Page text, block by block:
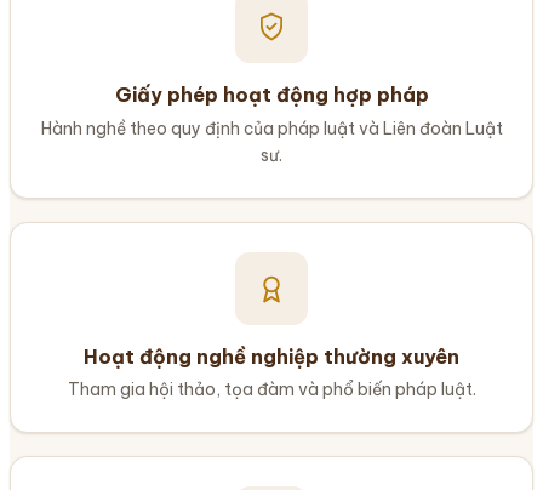
Giấy phép hoạt động hợp pháp
Hành nghề theo quy định của pháp luật và Liên đoàn Luật
sư.
Hoạt động nghề nghiệp thường xuyên
Tham gia hội thảo, tọa đàm và phổ biến pháp luật.